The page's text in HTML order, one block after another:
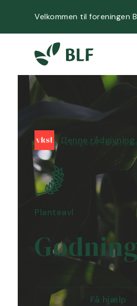
Velkommen til foreningen
Forside / Kategorier / Planteavl
Denne
Planteavl
Få hjælp